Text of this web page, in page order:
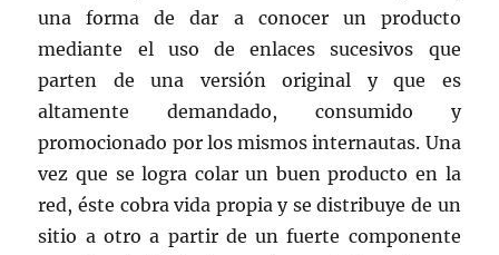
una forma de dar a conocer un producto
mediante el uso de enlaces sucesivos que
parten de una versión original y que es
altamente demandado, consumido y
promocionado por los mismos internautas. Una
vez que se logra colar un buen producto en la
red, éste cobra vida propia y se distribuye de un
sitio a otro a partir de un fuerte componente